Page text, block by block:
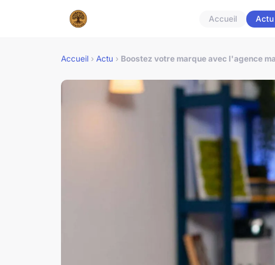
Accueil Actu
Accueil › Actu › Boostez votre marque avec l'agence